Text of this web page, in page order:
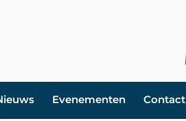
Evenementen Contact